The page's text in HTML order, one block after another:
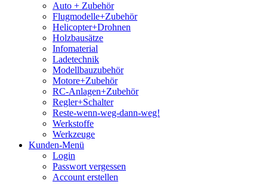
Auto + Zubehör
Flugmodelle+Zubehör
Helicopter+Drohnen
Holzbausätze
Infomaterial
Ladetechnik
Modellbauzubehör
Motore+Zubehör
RC-Anlagen+Zubehör
Regler+Schalter
Reste-wenn-weg-dann-weg!
Werkstoffe
Werkzeuge
Kunden-Menü
Login
Passwort vergessen
Account erstellen